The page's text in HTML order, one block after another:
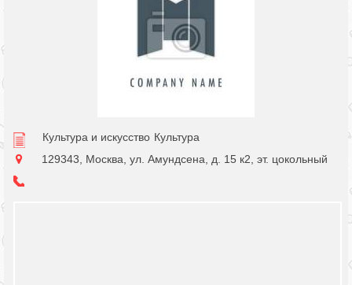
Культура и искусство Культура
129343, Москва, ул. Амундсена, д. 15 к2, эт. цокольный